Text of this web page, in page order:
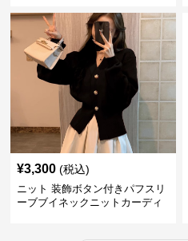
¥3,300 (税込)
ニット 装飾ボタン付きパフスリ
ーブブイネックニットカーディ